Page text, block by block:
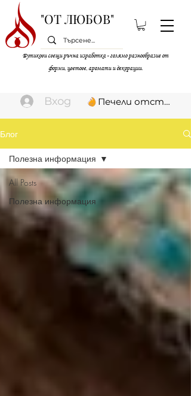
"ОТ ЛЮБОВ"
Бутикови свещи ръчна изработка - голямо разнообразие от
форми, цветове, аромати и декорации.
Вход Печели отстъпки
Блог
All Posts
Полезна информация
Полезна информация